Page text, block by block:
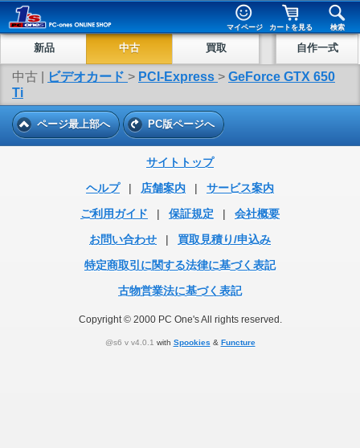
マイページ カートを見る 検索
新品 中古 買取 自作一式
中古 | ビデオカード > PCI-Express > GeForce GTX 650
Ti
ページ最上部へ PC版ページへ
サイトトップ
ヘルプ
| 店舗案内 |
サービス案内
ご利用ガイド
| 保証規定 |
会社概要
お問い合わせ
|
買取見積り/申込み
特定商取引に関する法律に基づく表記
古物営業法に基づく表記
Copyright © 2000 PC One's All rights reserved.
@s6 v v4.0.1 with Spookies & Functure